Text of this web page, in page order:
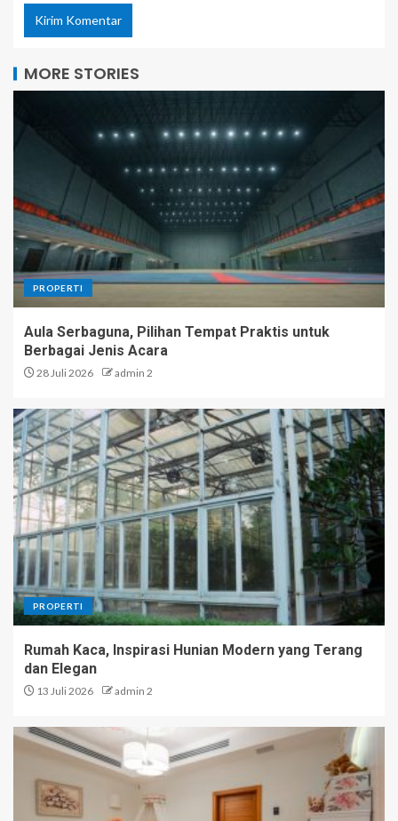
MORE STORIES
PROPERTI
Aula Serbaguna, Pilihan Tempat Praktis untuk
Berbagai Jenis Acara
28 Juli 2026 admin 2
PROPERTI
Rumah Kaca, Inspirasi Hunian Modern yang Terang
dan Elegan
13 Juli 2026 admin 2